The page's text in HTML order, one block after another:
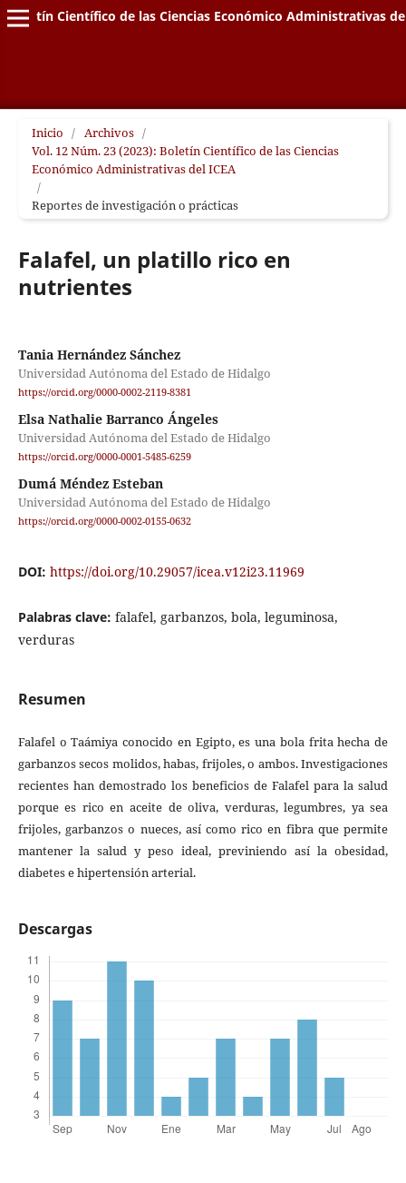
Boletín Científico de las Ciencias Económico Administrativas
Inicio / Archivos /
Vol. 12 Núm. 23 (2023): Boletín Científico de las Ciencias
Económico Administrativas del ICEA
/
Reportes de investigación o prácticas
Falafel, un platillo rico en
nutrientes
Tania Hernández Sánchez
Universidad Autónoma del Estado de Hidalgo
https://orcid.org/0000-0002-2119-8381
Elsa Nathalie Barranco Ángeles
Universidad Autónoma del Estado de Hidalgo
https://orcid.org/0000-0001-5485-6259
Dumá Méndez Esteban
Universidad Autónoma del Estado de Hidalgo
https://orcid.org/0000-0002-0155-0632
DOI: https://doi.org/10.29057/icea.v12i23.11969
Palabras clave: falafel, garbanzos, bola, leguminosa,
verduras
Resumen
Falafel o Taámiya conocido en Egipto, es una bola frita hecha de
garbanzos secos molidos, habas, frijoles, o ambos. Investigaciones
recientes han demostrado los beneficios de Falafel para la salud
porque es rico en aceite de oliva, verduras, legumbres, ya sea
frijoles, garbanzos o nueces, así como rico en fibra que permite
mantener la salud y peso ideal, previniendo así la obesidad,
diabetes e hipertensión arterial.
Descargas